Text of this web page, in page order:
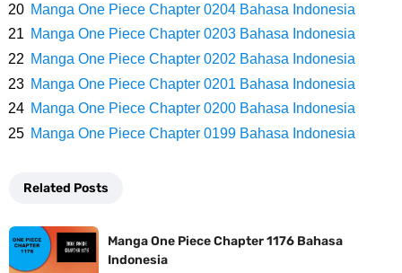
7 Fakta Gaban One Piece, Orang Yang Telah Memberikan Kunci Borgol
Milik Loki
Profil Slamet Rahardjo, Aktor Dengan Peran Penting Dalam Perfilman
Bersama Keluarga
Manga One Piece Chapter 0204 Bahasa Indonesia
Manga One Piece Chapter 0203 Bahasa Indonesia
Manga One Piece Chapter 0202 Bahasa Indonesia
Manga One Piece Chapter 0201 Bahasa Indonesia
Manga One Piece Chapter 0200 Bahasa Indonesia
Manga One Piece Chapter 0199 Bahasa Indonesia
Related Posts
Manga One Piece Chapter 1176 Bahasa
Indonesia